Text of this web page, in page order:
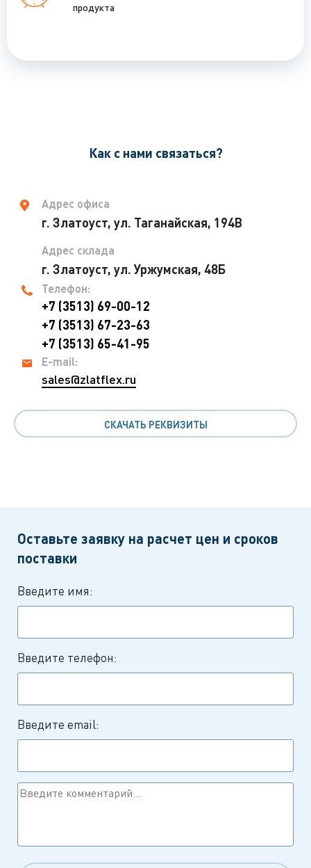
продукта
Как с нами связаться?
Адрес офиса
г. Златоуст, ул. Таганайская, 194В
Адрес склада
г. Златоуст, ул. Уржумская, 48Б
Телефон:
+7 (3513) 69-00-12
+7 (3513) 67-23-63
+7 (3513) 65-41-95
E-mail:
sales@zlatflex.ru
СКАЧАТЬ РЕКВИЗИТЫ
Оставьте заявку на расчет цен и сроков
поставки
Введите имя:
Введите телефон:
Введите email: